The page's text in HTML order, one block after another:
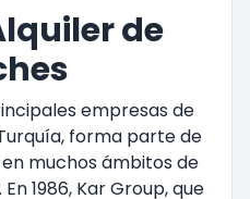
de
empresas de
forma parte de
muchos ámbitos de
1986, Kar Group, que